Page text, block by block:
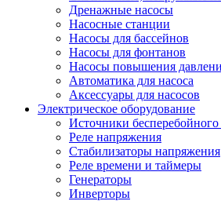
Дренажные насосы
Насосные станции
Насосы для бассейнов
Насосы для фонтанов
Насосы повышения
Автоматика для насоса
Аксессуары для насосов
Электрическое оборудование
Источники
Реле напряжения
Стабилизаторы напряжения
Реле времени и таймеры
Генераторы
Инверторы